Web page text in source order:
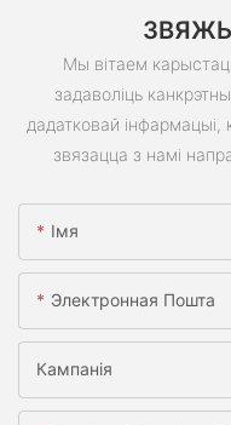
Мы вітаем
задаволіць
дадатковай інфармацыі,
звязацца з намі
Імя
Электронная Пошта
Кампанія